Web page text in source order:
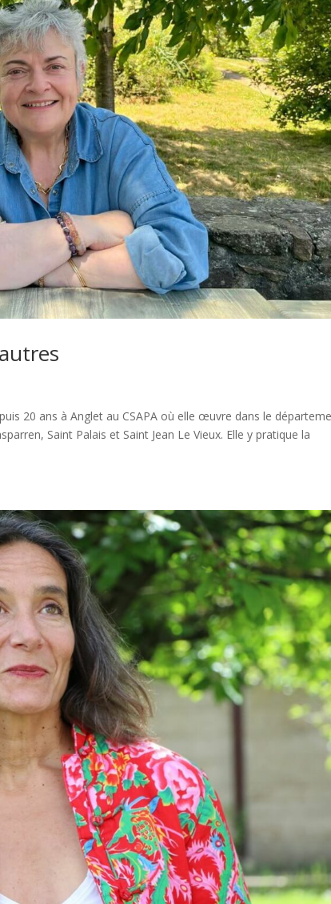
20 ans à Anglet au CSAPA où elle œuvre dans le
Saint Palais et Saint Jean Le Vieux. Elle y pratique la